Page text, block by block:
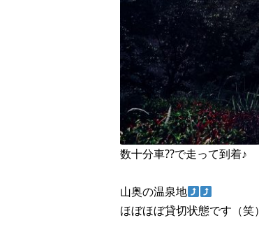
数十分車??で走って到着♪
山奥の温泉地
ほぼほぼ貸切状態です（笑）